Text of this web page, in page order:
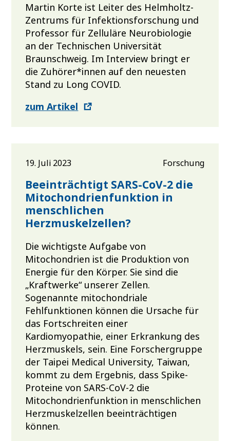
Martin Korte ist Leiter des Helmholtz-
Zentrums für Infektionsforschung und
Professor für Zelluläre Neurobiologie
an der Technischen Universität
Braunschweig. Im Interview bringt er
die Zuhörer*innen auf den neuesten
Stand zu Long COVID.
zum Artikel
19. Juli 2023 Forschung
Beeinträchtigt SARS-CoV-2 die
Mitochondrienfunktion in
menschlichen
Herzmuskelzellen?
Die wichtigste Aufgabe von
Mitochondrien ist die Produktion von
Energie für den Körper. Sie sind die
„Kraftwerke“ unserer Zellen.
Sogenannte mitochondriale
Fehlfunktionen können die Ursache für
das Fortschreiten einer
Kardiomyopathie, einer Erkrankung des
Herzmuskels, sein. Eine Forschergruppe
der Taipei Medical University, Taiwan,
kommt zu dem Ergebnis, dass Spike-
Proteine von SARS-CoV-2 die
Mitochondrienfunktion in menschlichen
Herzmuskelzellen beeinträchtigen
können.